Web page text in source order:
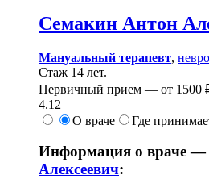
Семакин Антон
Мануальный терапевт,
Стаж 14 лет.
Первичный прием — от 1500
4.12
О враче
Где
Информация о враче —
Алексеевич: